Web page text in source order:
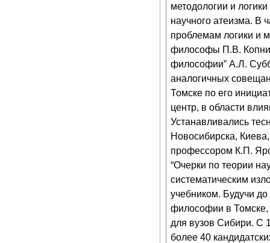
методологии и
научного атеизма. В
проблемам логики и
философы П.В.
философии” А.Л.
аналогичных
Томске по его
центр, в области
Устанавливались
Новосибирска,
профессором К.П.
“Очерки по теории
систематическим
учебником. Будучи
философии в Томске,
для вузов Сибири. С
более 40